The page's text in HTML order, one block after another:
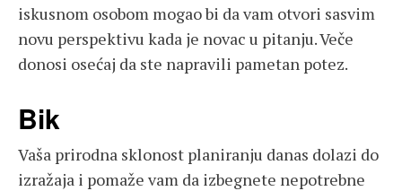
iskusnom osobom mogao bi da vam otvori sasvim
novu perspektivu kada je novac u pitanju. Veče
donosi osećaj da ste napravili pametan potez.
Bik
Vaša prirodna sklonost planiranju danas dolazi do
izražaja i pomaže vam da izbegnete nepotrebne